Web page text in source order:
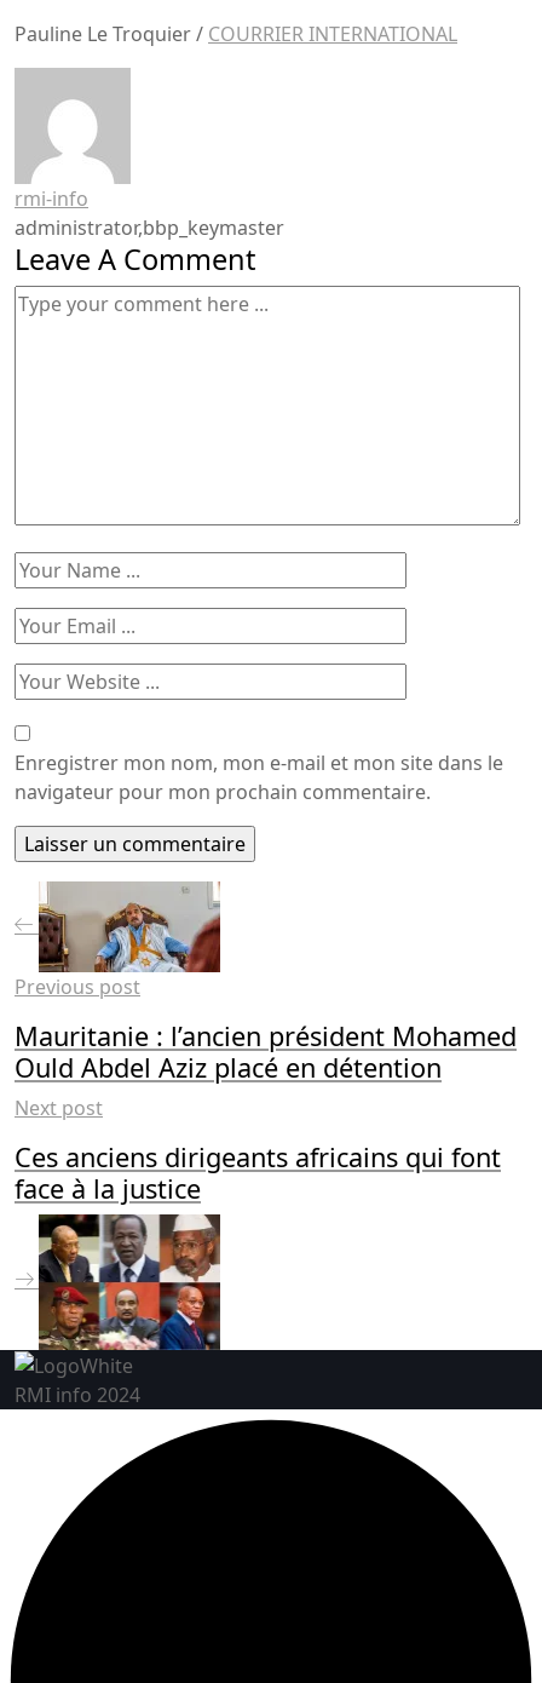
Pauline Le Troquier / COURRIER INTERNATIONAL
rmi-info
administrator,bbp_keymaster
Leave A Comment
Enregistrer mon nom, mon e-mail et mon site dans le
navigateur pour mon prochain commentaire.
Previous post
Mauritanie : l’ancien président Mohamed
Ould Abdel Aziz placé en détention
Next post
Ces anciens dirigeants africains qui font
face à la justice
RMI info 2024